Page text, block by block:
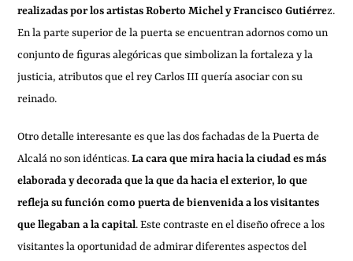
realizadas por los artistas Roberto Michel y Francisco Gutiérrez.
En la parte superior de la puerta se encuentran adornos como un
conjunto de figuras alegóricas que simbolizan la fortaleza y la
justicia, atributos que el rey Carlos III quería asociar con su
reinado.
Otro detalle interesante es que las dos fachadas de la Puerta de
Alcalá no son idénticas.La cara que mira hacia la ciudad es más
elaborada y decorada que la que da hacia el exterior, lo que
refleja su función como puerta de bienvenida a los visitantes
que llegaban a la capital. Este contraste en el diseño ofrece a los
visitantes la oportunidad de admirar diferentes aspectos del